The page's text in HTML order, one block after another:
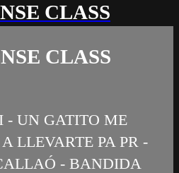
CLASS
CLASS
- UN GATITO ME
LLEVARTE PA PR -
- BANDIDA